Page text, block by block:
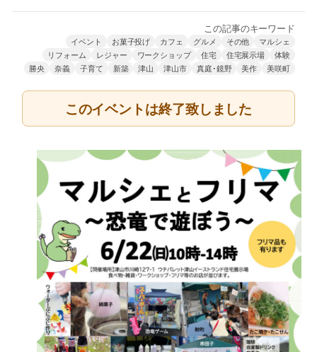
この記事のキーワード
イベント お菓子投げ カフェ グルメ その他
マルシェ
リフォーム
レジャー ワークショップ 住宅 住宅展示場
体験
勝央
奈義 子育て 新築 津山 津山市 真庭･鏡野 美作 美咲町
このイベントは終了致しました